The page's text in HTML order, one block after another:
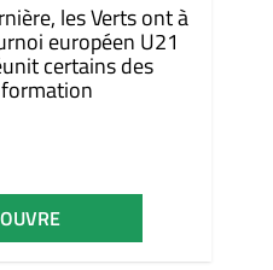
les Verts ont à
européen U21
certains des